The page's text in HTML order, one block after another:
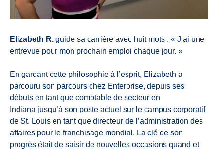
Elizabeth R. guide sa carrière avec huit mots : « J’ai une
entrevue pour mon prochain emploi chaque jour. »
En gardant cette philosophie à l’esprit, Elizabeth a
parcouru son parcours chez Enterprise, depuis ses
débuts en tant que comptable de secteur en
Indiana jusqu’à son poste actuel sur le campus corporatif
de St. Louis en tant que directeur de l’administration des
affaires pour le franchisage mondial. La clé de son
progrès était de saisir de nouvelles occasions quand et